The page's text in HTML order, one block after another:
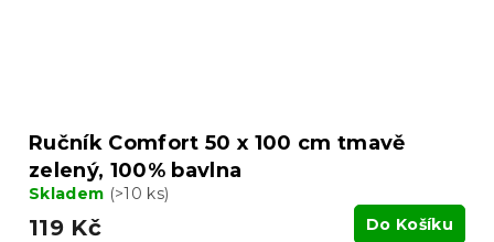
Ručník Comfort 50 x 100 cm tmavě
zelený, 100% bavlna
Skladem (>10 ks)
119 Kč Do Košíku